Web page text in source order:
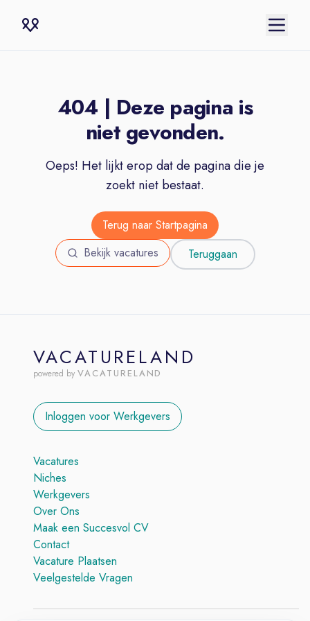
404 | Deze pagina is
niet gevonden.
Oeps! Het lijkt erop dat de pagina die je
zoekt niet bestaat.
Terug naar Startpagina
Bekijk vacatures
Teruggaan
VACATURELAND
powered by VACATURELAND
Inloggen voor Werkgevers
Vacatures
Niches
Werkgevers
Over Ons
Maak een Succesvol CV
Contact
Vacature Plaatsen
Veelgestelde Vragen